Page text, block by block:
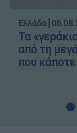
Ελλάδα┋
Τα
από τη
που